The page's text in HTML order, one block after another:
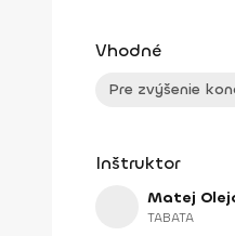
Vhodné
Pre zvýšenie
Inštruktor
Matej
TABATA